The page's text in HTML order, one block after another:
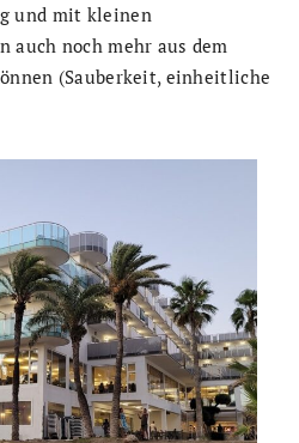
und mit kleinen
auch noch mehr aus dem
(Sauberkeit, einheitliche